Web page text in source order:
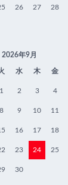
26 27 28
2026年9月
水 木 金
1 2 3 4
8 9 10 11
16 17 18
23 24 25
30